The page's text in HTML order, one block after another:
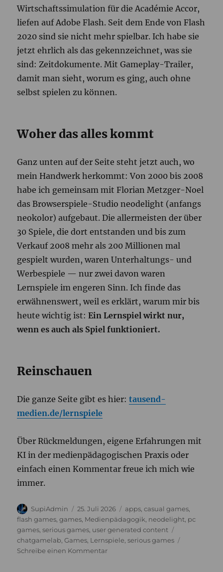
Wirtschaftssimulation für die Académie Accor,
liefen auf Adobe Flash. Seit dem Ende von Flash
2020 sind sie nicht mehr spielbar. Ich habe sie
jetzt ehrlich als das gekennzeichnet, was sie
sind: Zeitdokumente. Mit Gameplay-Trailer,
damit man sieht, worum es ging, auch ohne
selbst spielen zu können.
Woher das alles kommt
Ganz unten auf der Seite steht jetzt auch, wo
mein Handwerk herkommt: Von 2000 bis 2008
habe ich gemeinsam mit Florian Metzger-Noel
das Browserspiele-Studio neodelight (anfangs
neokolor) aufgebaut. Die allermeisten der über
30 Spiele, die dort entstanden und bis zum
Verkauf 2008 mehr als 200 Millionen mal
gespielt wurden, waren Unterhaltungs- und
Werbespiele — nur zwei davon waren
Lernspiele im engeren Sinn. Ich finde das
erwähnenswert, weil es erklärt, warum mir bis
heute wichtig ist:Ein Lernspiel wirkt nur,
wenn es auch als Spiel funktioniert.
Reinschauen
Die ganze Seite gibt es hier:tausend-
medien.de/lernspiele
Über Rückmeldungen, eigene Erfahrungen mit
KI in der medienpädagogischen Praxis oder
einfach einen Kommentar freue ich mich wie
immer.
Autor
SupiAdmin
Veröffentlicht
am
25. Juli 2026 Kategorien
apps ,casual games
flash games ,games Medienpädagogik neodelight pc
games ,serious games user generated content
chatgamelab ,Games Lernspiele ,serious games
Schreibe einen Kommentarzu